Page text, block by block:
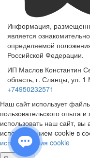
Информация,
является
определяемой
Российской Федерации.
ИП Маслов Константин
область, г. Сланцы, ул.
+74950232571
Наш сайт использует
пользовательского опыта
использовать наш сайт, вы
использованием cookie в
использования cookie